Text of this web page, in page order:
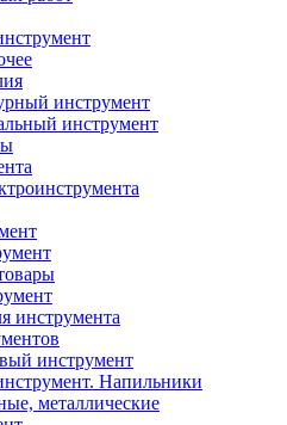
инструмент
инструмент
инструмента
инструмент
Напильники
металлические